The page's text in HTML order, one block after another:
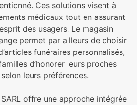
Ces solutions visent à
médicaux tout en assurant
des usagers. Le magasin
permet par ailleurs de choisir
funéraires personnalisés,
d’honorer leurs proches
leurs préférences.
offre une approche intégrée